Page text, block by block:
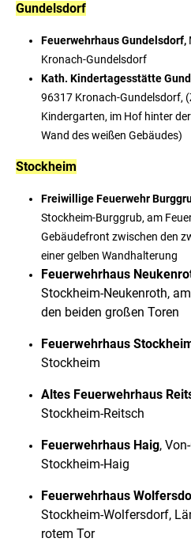
Gundelsdorf
Feuerwehrhaus Gundelsdorf,
Kronach-Gundelsdorf
Kath. Kindertagesstätte
96317 Kronach-Gundelsdorf,
Kindergarten, im Hof hinter
Wand des weißen Gebäudes)
Stockheim
Freiwillige Feuerwehr
Stockheim-Burggrub, am
Gebäudefront zwischen den
einer gelben Wandhalterung
Feuerwehrhaus
Stockheim-Neukenroth,
den beiden großen Toren
Feuerwehrhaus
Stockheim
Altes Feuerwehrhaus
Stockheim-Reitsch
Feuerwehrhaus Haig,
Stockheim-Haig
Feuerwehrhaus
Stockheim-Wolfersdorf,
rotem Tor